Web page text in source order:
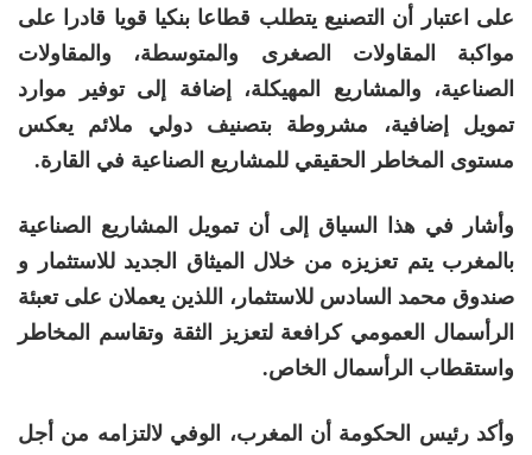
على اعتبار أن التصنيع يتطلب قطاعا بنكيا قويا قادرا على
مواكبة المقاولات الصغرى والمتوسطة، والمقاولات
الصناعية، والمشاريع المهيكلة، إضافة إلى توفير موارد
تمويل إضافية، مشروطة بتصنيف دولي ملائم يعكس
مستوى المخاطر الحقيقي للمشاريع الصناعية في القارة.
وأشار في هذا السياق إلى أن تمويل المشاريع الصناعية
بالمغرب يتم تعزيزه من خلال الميثاق الجديد للاستثمار و
صندوق محمد السادس للاستثمار، اللذين يعملان على تعبئة
الرأسمال العمومي كرافعة لتعزيز الثقة وتقاسم المخاطر
واستقطاب الرأسمال الخاص.
وأكد رئيس الحكومة أن المغرب، الوفي لالتزامه من أجل